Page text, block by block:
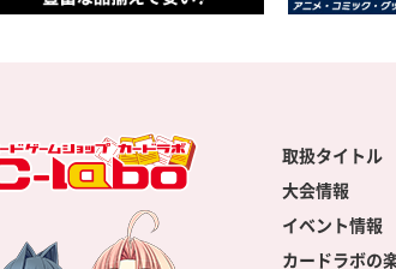
取扱タイトル
大会情報
イベント情報
カードラボの